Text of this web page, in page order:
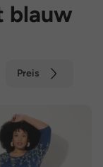
blauw
Preis